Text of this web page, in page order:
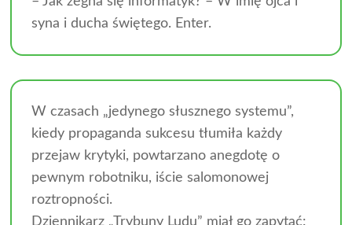
syna i ducha świętego. Enter.
W czasach „jedynego słusznego systemu”,
kiedy propaganda sukcesu tłumiła każdy
przejaw krytyki, powtarzano anegdotę o
pewnym robotniku, iście salomonowej
roztropności.
Dziennikarz „Trybuny Ludu” miał go zapytać: